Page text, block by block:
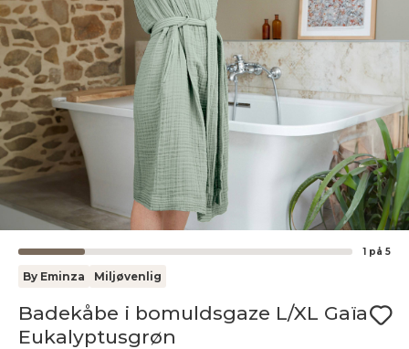
1 på 5
By Eminza Miljøvenlig
Badekåbe i bomuldsgaze L/XL Gaïa
Eukalyptusgrøn